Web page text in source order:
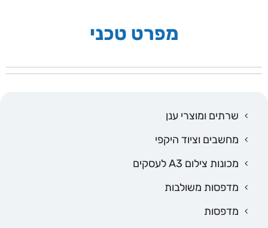
שרתים ומוצרי ענן
מחשבים וציוד היקפי
מכונות צילום A3 לעסקים
מדפסות משולבות
מדפסות
מפרט טכני